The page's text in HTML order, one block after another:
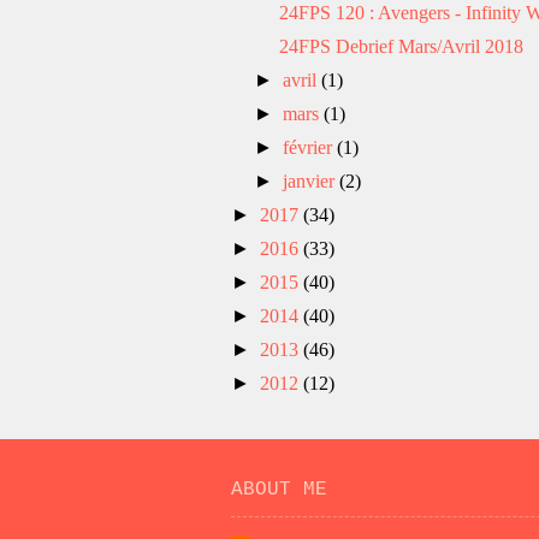
24FPS 120 : Avengers - Infinity
24FPS Debrief Mars/Avril 2018
►avril(1)
►mars(1)
►février(1)
►janvier(2)
► 2017 (34)
► 2016 (33)
► 2015 (40)
► 2014 (40)
► 2013 (46)
► 2012 (12)
ABOUT ME